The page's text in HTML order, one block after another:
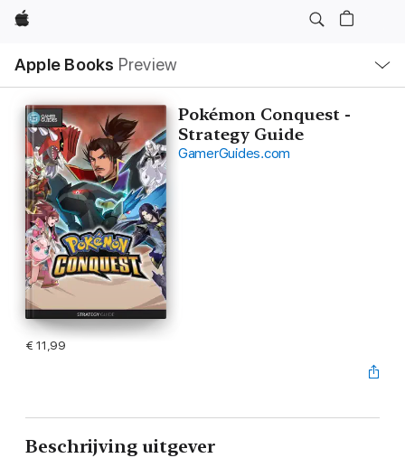
Apple
Apple Books Preview
lokaal
navigatiemenu
Pokémon Conquest -
Strategy Guide
GamerGuides.com
€ 11,99
Beschrijving uitgever